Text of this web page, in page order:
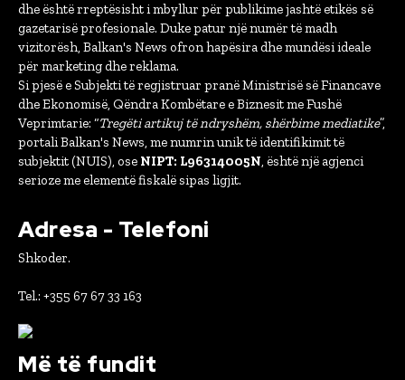
dhe është rreptësisht i mbyllur për publikime jashtë etikës së
gazetarisë profesionale. Duke patur një numër të madh
vizitorësh, Balkan's News ofron hapësira dhe mundësi ideale
për marketing dhe reklama.
Si pjesë e Subjekti të regjistruar pranë Ministrisë së Financave
dhe Ekonomisë, Qëndra Kombëtare e Biznesit me Fushë
Veprimtarie: “Tregëti artikuj të ndryshëm, shërbime mediatike”,
portali Balkan's News, me numrin unik të identifikimit të
subjektit (NUIS), ose NIPT: L96314005N, është një agjenci
serioze me elementë fiskalë sipas ligjit.
Adresa - Telefoni
Shkoder.
Tel.: +355 67 67 33 163
Më të fundit